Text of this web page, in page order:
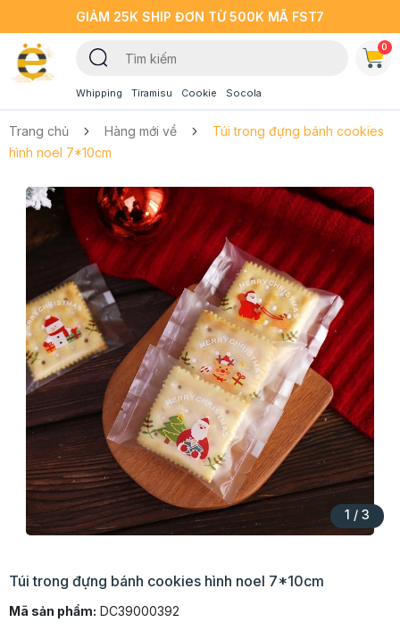
GIẢM 25K SHIP ĐƠN TỪ 500K MÃ FST7
Whipping Tiramisu Cookie Socola
0
Trang chủ Hàng mới về
Túi trong đựng bánh cookies
hình noel 7*10cm
1 / 3
Túi trong đựng bánh cookies hình noel 7*10cm
Mã sản phẩm: DC39000392